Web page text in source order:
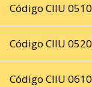
Código CIIU 0510
Código CIIU 0520
Código CIIU 0610